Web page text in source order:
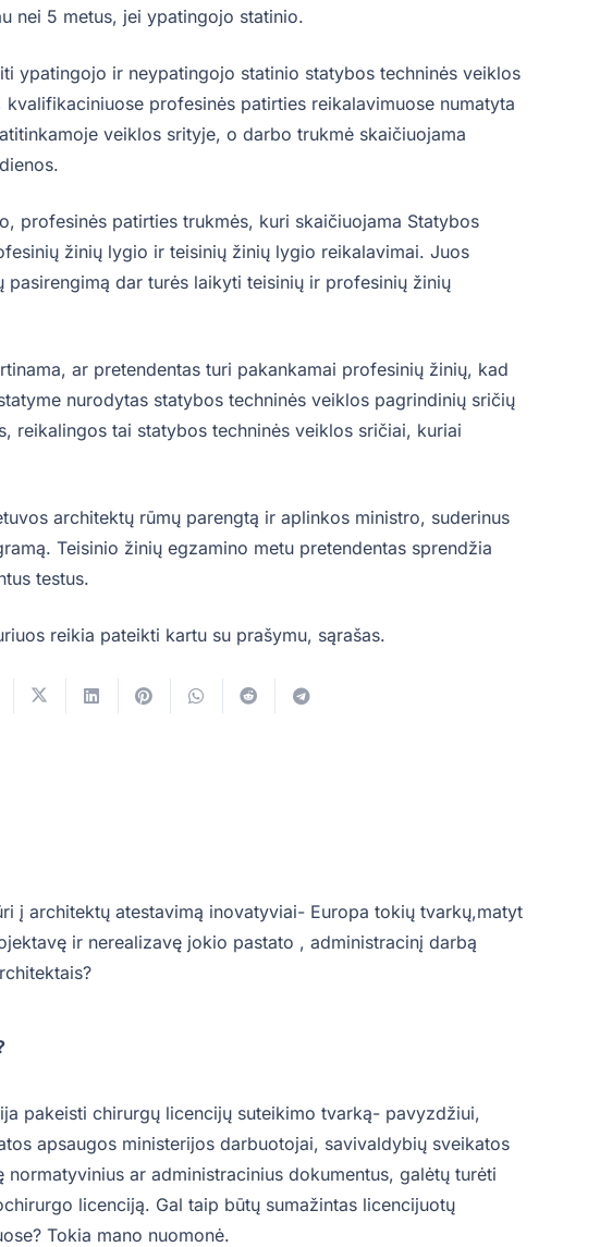
nei 5 metus, jei ypatingojo statinio.
ypatingojo ir neypatingojo statinio statybos techninės veiklos
profesinės patirties reikalavimuose numatyta
veiklos srityje, o darbo trukmė skaičiuojama
profesinės patirties trukmės, kuri skaičiuojama Statybos
žinių lygio ir teisinių žinių lygio reikalavimai. Juos
pasirengimą dar turės laikyti teisinių ir profesinių žinių
ar pretendentas turi pakankamai profesinių žinių, kad
nurodytas statybos techninės veiklos pagrindinių sričių
reikalingos tai statybos techninės veiklos sričiai, kuriai
architektų rūmų parengtą ir aplinkos ministro, suderinus
Teisinio žinių egzamino metu pretendentas sprendžia
testus.
reikia pateikti kartu su prašymu, sąrašas.
į architektų atestavimą inovatyviai- Europa tokių tvarkų,matyt
ir nerealizavę jokio pastato , administracinį darbą
pakeisti chirurgų licencijų suteikimo tvarką- pavyzdžiui,
apsaugos ministerijos darbuotojai, savivaldybių sveikatos
ar administracinius dokumentus, galėtų turėti
licenciją. Gal taip būtų sumažintas licencijuotų
Tokia mano nuomonė.